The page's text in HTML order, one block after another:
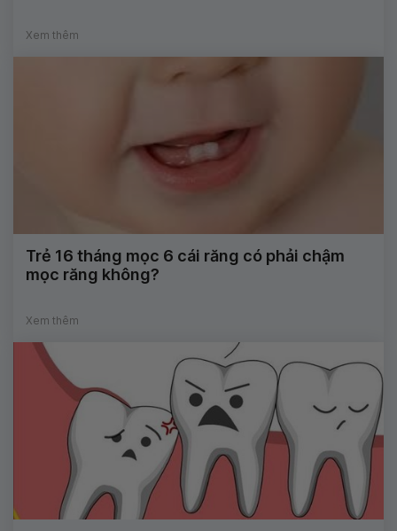
Xem thêm
Trẻ 16 tháng mọc 6 cái răng có phải chậm
mọc răng không?
Xem thêm